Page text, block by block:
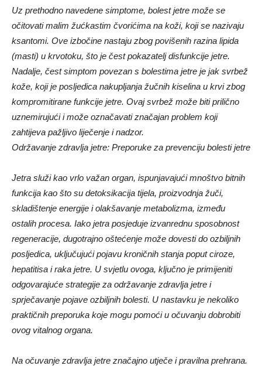
Uz prethodno navedene simptome, bolest jetre može se
očitovati malim žućkastim čvorićima na koži, koji se nazivaju
ksantomi. Ove izbočine nastaju zbog povišenih razina lipida
(masti) u krvotoku, što je čest pokazatelj disfunkcije jetre.
Nadalje, čest simptom povezan s bolestima jetre je jak svrbež
kože, koji je posljedica nakupljanja žučnih kiselina u krvi zbog
kompromitirane funkcije jetre. Ovaj svrbež može biti prilično
uznemirujući i može označavati značajan problem koji
zahtijeva pažljivo liječenje i nadzor.
Održavanje zdravlja jetre: Preporuke za prevenciju bolesti jetre
Jetra služi kao vrlo važan organ, ispunjavajući mnoštvo bitnih
funkcija kao što su detoksikacija tijela, proizvodnja žuči,
skladištenje energije i olakšavanje metabolizma, između
ostalih procesa. Iako jetra posjeduje izvanrednu sposobnost
regeneracije, dugotrajno oštećenje može dovesti do ozbiljnih
posljedica, uključujući pojavu kroničnih stanja poput ciroze,
hepatitisa i raka jetre. U svjetlu ovoga, ključno je primijeniti
odgovarajuće strategije za održavanje zdravlja jetre i
sprječavanje pojave ozbiljnih bolesti. U nastavku je nekoliko
praktičnih preporuka koje mogu pomoći u očuvanju dobrobiti
ovog vitalnog organa.
Na očuvanje zdravlja jetre značajno utječe i pravilna prehrana.